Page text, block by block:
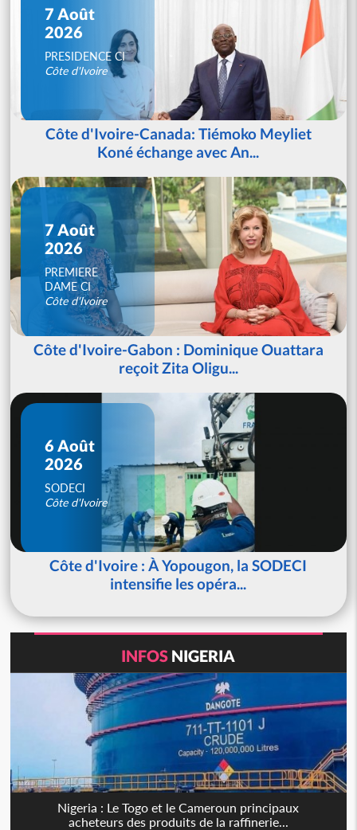
7 Août
2026
PRESIDENCE CI
Côte d'Ivoire
Côte d'Ivoire-Canada: Tiémoko Meyliet
Koné échange avec An...
7 Août
2026
PREMIERE
DAME CI
Côte d'Ivoire
Côte d'Ivoire-Gabon : Dominique Ouattara
reçoit Zita Oligu...
6 Août
2026
SODECI
Côte d'Ivoire
Côte d'Ivoire : À Yopougon, la SODECI
intensifie les opéra...
INFOS NIGERIA
Nigeria : Le Togo et le Cameroun principaux
acheteurs des produits de la raffinerie...